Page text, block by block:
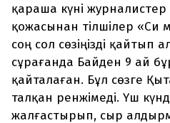
қараша күні
қожасынан тілшілер «Си
соң сол сөзіңізді қайтып
сұрағанда Байден 9 ай
қайталаған. Бұл сөзге
талқан ренжімеді. Үш
жалғастырып, сыр